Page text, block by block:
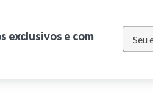
exclusivos e com